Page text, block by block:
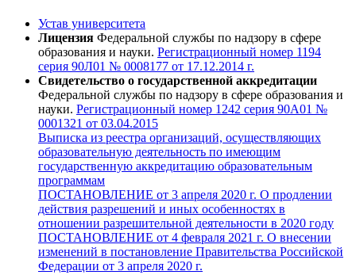
Устав университета
Лицензия Федеральной службы по надзору в сфере
образования и науки. Регистрационный номер 1194
серия 90Л01 № 0008177 от 17.12.2014 г.
Свидетельство о государственной аккредитации
Федеральной службы по надзору в сфере образования и
науки. Регистрационный номер 1242 серия 90А01 №
0001321 от 03.04.2015
Выписка из реестра организаций, осуществляющих
образовательную деятельность по имеющим
государственную аккредитацию образовательным
программам
ПОСТАНОВЛЕНИЕ от 3 апреля 2020 г. О продлении
действия разрешений и иных особенностях в
отношении разрешительной деятельности в 2020 году
ПОСТАНОВЛЕНИЕ от 4 февраля 2021 г. О внесении
изменений в постановление Правительства Российской
Федерации от 3 апреля 2020 г.